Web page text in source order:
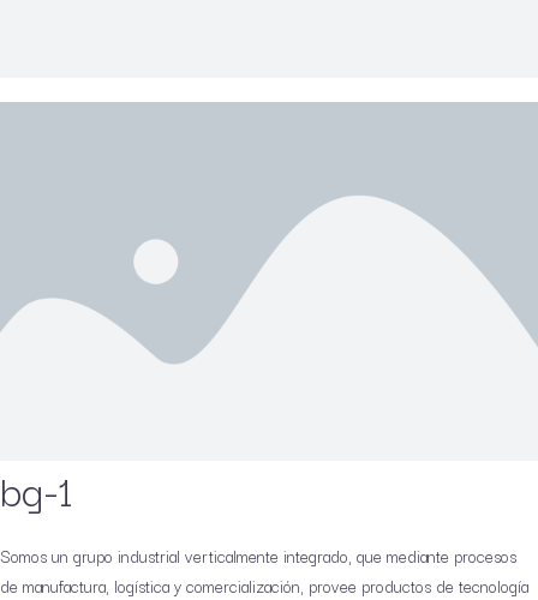
bg-1
Somos un grupo industrial verticalmente integrado, que mediante procesos
de manufactura, logística y comercialización, provee productos de tecnología